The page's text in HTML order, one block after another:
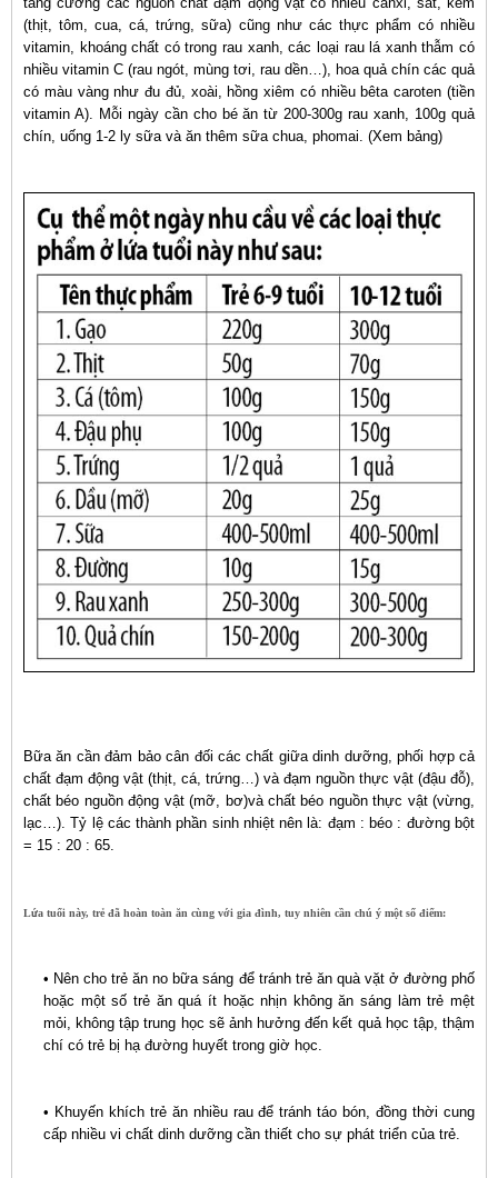
(thịt, tôm, cua, cá, trứng, sữa) cũng như các thực phẩm có nhiều
vitamin, khoáng chất có trong rau xanh, các loại rau lá xanh thẫm có
nhiều vitamin C (rau ngót, mùng tơi, rau dền…), hoa quả chín các quả
có màu vàng như đu đủ, xoài, hồng xiêm có nhiều bêta caroten (tiền
vitamin A). Mỗi ngày cần cho bé ăn từ 200-300g rau xanh, 100g quả
chín, uống 1-2 ly sữa và ăn thêm sữa chua, phomai. (Xem bảng)
Bữa ăn cần đảm bảo cân đối các chất giữa dinh dưỡng, phối hợp cả
chất đạm động vật (thịt, cá, trứng…) và đạm nguồn thực vật (đậu đỗ),
chất béo nguồn động vật (mỡ, bơ)và chất béo nguồn thực vật (vừng,
lạc…). Tỷ lệ các thành phần sinh nhiệt nên là: đạm : béo : đường bột
= 15 : 20 : 65.
Lứa tuổi này, trẻ đã hoàn toàn ăn cùng với gia đình, tuy nhiên cần chú ý một số điểm:
• Nên cho trẻ ăn no bữa sáng để tránh trẻ ăn quà vặt ở đường phố
hoặc một số trẻ ăn quá ít hoặc nhịn không ăn sáng làm trẻ mệt
mỏi, không tập trung học sẽ ảnh hưởng đến kết quả học tập, thậm
chí có trẻ bị hạ đường huyết trong giờ học.
• Khuyến khích trẻ ăn nhiều rau để tránh táo bón, đồng thời cung
cấp nhiều vi chất dinh dưỡng cần thiết cho sự phát triển của trẻ.